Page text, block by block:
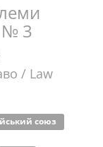
№ 3
/ Law
союз